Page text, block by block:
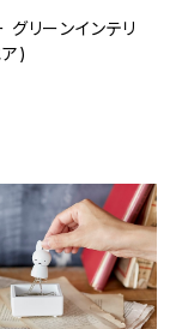
グリーンインテリ
)